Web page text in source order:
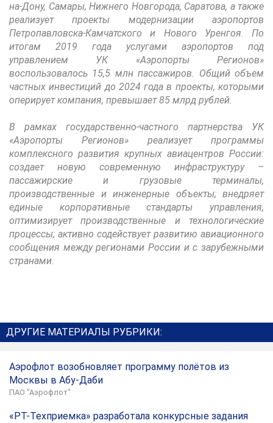
на-Дону, Самары, Нижнего Новгорода, Саратова, а также
реализует проекты модернизации аэропортов
Петропавловска-Камчатского и Нового Уренгоя. По
итогам 2019 года услугами аэропортов под
управлением УК «Аэропорты Регионов»
воспользовалось 15,5 млн пассажиров. Общий объем
частных инвестиций до 2024 года в проекты, которыми
оперирует компания, превышает 85 млрд рублей.
В рамках государственно-частного партнерства УК
«Аэропорты Регионов» реализует программы
комплексного развития крупных авиацентров России:
создает новую современную инфраструктуру –
пассажирские и грузовые терминалы,
производственные и инженерные объекты; внедряет
единые корпоративные стандарты управления,
оптимизирует производственные и технологические
процессы; активно содействует развитию авиационного
сообщения между регионами России и с зарубежными
странами.
ДРУГИЕ МАТЕРИАЛЫ РУБРИКИ:
Аэрофлот возобновляет программу полётов из
Москвы в Абу-Даби
ПАО "Аэрофлот"
«РТ-Техприемка» разработала конкурсные задания